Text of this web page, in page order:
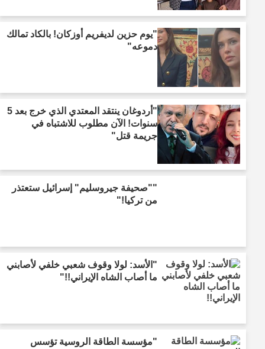
"يوم حزين لديفريم أوزكان! بالكاد تمالك
دموعه"
"أردوغان ينتقد المعتدي الذي خرج بعد 5
سنوات! الآن مطلوب للاشتباه في
جريمة قتل"
""صحيفة جيروسليم" إسرائيل ستعتذر
من تركيا!"
"الأسد: لولا وقوف شعبي خلفي لأصابني
ما أصاب الشاه الإيراني!!"
"مؤسسة الطاقة الروسية تؤسس